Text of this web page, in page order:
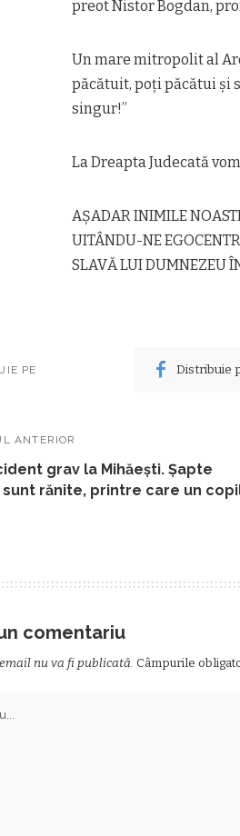
preot Nistor Bogdan,
Un mare mitropolit al
păcătuit, poți păcătui și
singur!”
La Dreapta Judecată
AȘADAR INIMILE
UITÂNDU-NE
SLAVĂ LUI DUMNEZEU
PE Distribuie
ANTERIOR
grav la Mihăești. Șapte
rănite, printre care un
comentariu
nu va fi publicată. Câmpurile